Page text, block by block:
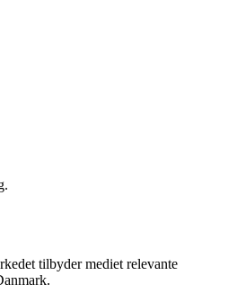
tilbyder mediet relevante